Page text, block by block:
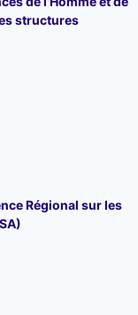
structures
Régional sur les